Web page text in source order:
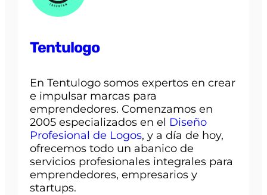
Tentulogo
En Tentulogo somos expertos en crear
e impulsar marcas para
emprendedores. Comenzamos en
2005 especializados en el Diseño
Profesional de Logos, y a día de hoy,
ofrecemos todo un abanico de
servicios profesionales integrales para
emprendedores, empresarios y
startups.